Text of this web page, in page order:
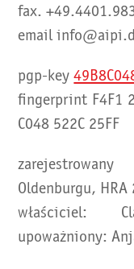
fax.
email
pgp-key
fingerprint F4F1
C048 522C 25FF
Oldenburgu, HRA
właściciel:
upoważniony: